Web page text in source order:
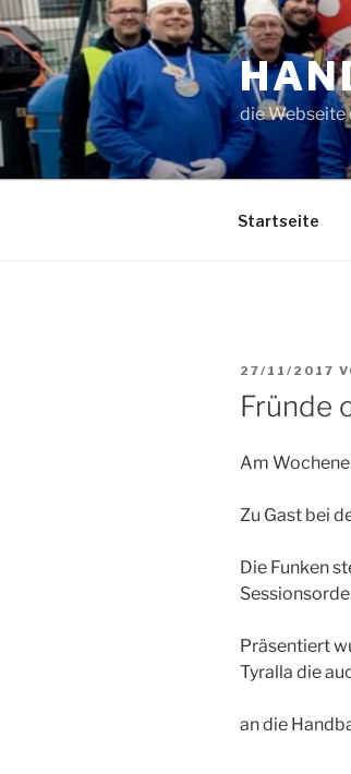
Zum
Inhalt
springen
die Webseite
Startseite
AM
27/11/2017
Fründe
Am
Zu Gast bei
Die Funken
Präsentiert
Tyralla die
an die